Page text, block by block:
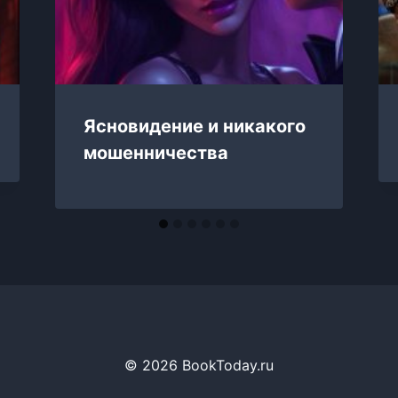
Ясновидение и никакого
мошенничества
© 2026 BookToday.ru